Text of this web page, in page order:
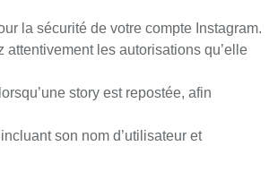
la sécurité de votre compte Instagram.
les autorisations qu’elle
story est repostée, afin
son nom d’utilisateur et